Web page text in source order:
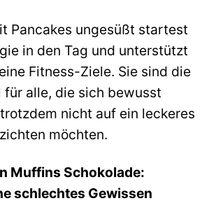
Pancakes ungesüßt startest
in den Tag und unterstützt
Fitness-Ziele. Sie sind die
für alle, die sich bewusst
nicht auf ein leckeres
möchten.
Muffins Schokolade:
schlechtes Gewissen